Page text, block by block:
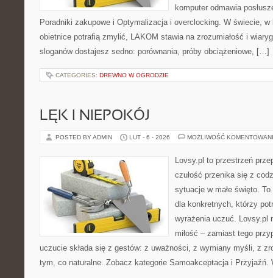
komputer odmawia
Poradniki zakupowe i Optymalizacja i overclocking. W świecie,
obietnice potrafią zmylić, LAKOM stawia na zrozumiałość i
sloganów dostajesz sedno: porównania, próby obciążeniowe, […]
CATEGORIES: DREWNO W OGRODZIE
LĘK I NIEPOKÓJ
POSTED BY ADMIN LUT - 6 - 2026 MOŻLIWOŚĆ
Lovsy.pl to przestrzeń
czułość przenika się z
sytuacje w małe święto.
dla konkretnych, którzy
wyrażenia uczuć. Lovsy.pl
miłość – zamiast tego
uczucie składa się z gestów: z uważności, z wymiany myśli, z
tym, co naturalne. Zobacz kategorie Samoakceptacja i